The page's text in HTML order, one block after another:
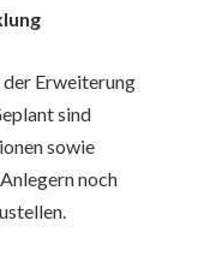
Erweiterung
sind
sowie
noch